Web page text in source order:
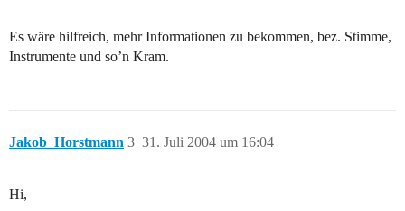
Es wäre hilfreich, mehr Informationen zu bekommen, bez. Stimme,
Instrumente und so’n Kram.
Jakob_Horstmann 31. Juli 2004 um 16:04
3
Hi,